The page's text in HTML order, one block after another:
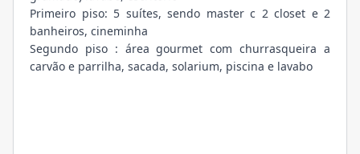
Primeiro piso: 5 suítes, sendo master c 2 closet e 2
banheiros, cineminha
Segundo piso : área gourmet com churrasqueira a
carvão e parrilha, sacada, solarium, piscina e lavabo